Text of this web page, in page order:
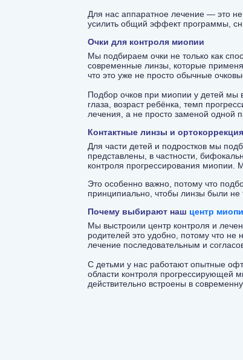
Для нас аппаратное лечение — это
усилить общий эффект программы,
Очки для контроля миопии
Мы подбираем очки не только как
современные линзы, которые
что это уже не просто обычные
Подбор очков при миопии у детей мы
глаза, возраст ребёнка, темп
лечения, а не просто заменой одной
Контактные линзы и ортокоррекция
Для части детей и подростков мы
представлены, в частности,
контроля прогрессирования миопии.
Это особенно важно, потому что
принципиально, чтобы линзы были не
Почему выбирают наш центр
Мы выстроили центр контроля и
родителей это удобно, потому что
лечение последовательным и
С детьми у нас работают опытные
области контроля прогрессирующей
действительно встроены в